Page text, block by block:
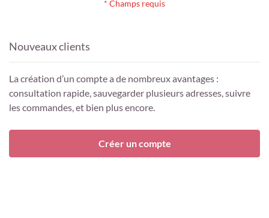
Nouveaux clients
La création d’un compte a de nombreux avantages :
consultation rapide, sauvegarder plusieurs adresses, suivre
les commandes, et bien plus encore.
Créer un compte